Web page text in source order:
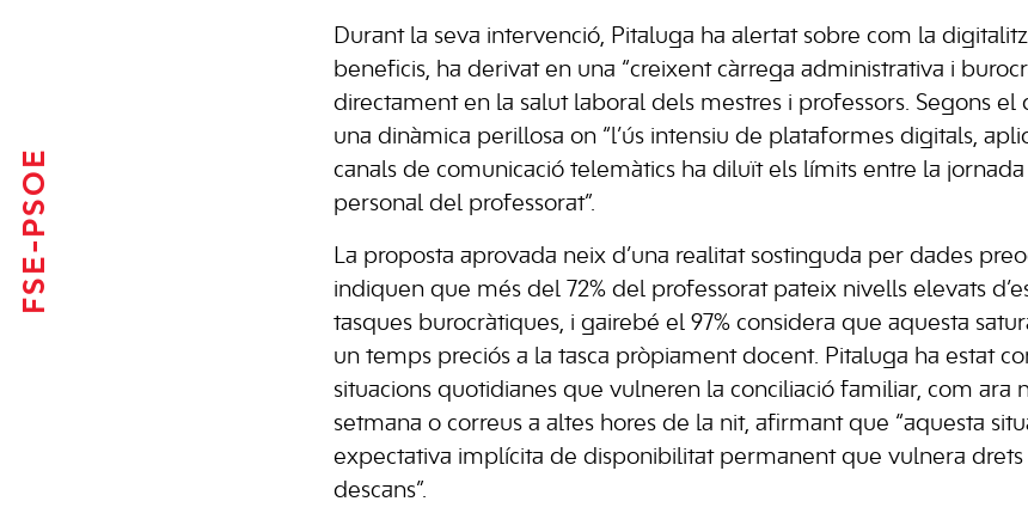
FSE-PSOE
Durant la seva intervenció, Pitaluga ha alertat sobre com la
beneficis, ha derivat en una “creixent càrrega administrativa i
directament en la salut laboral dels mestres i professors. Segons el
una dinàmica perillosa on “l’ús intensiu de plataformes digitals,
canals de comunicació telemàtics ha diluït els límits entre la
personal del professorat”.
La proposta aprovada neix d’una realitat sostinguda per dades
indiquen que més del 72% del professorat pateix nivells elevats
tasques burocràtiques, i gairebé el 97% considera que aquesta
un temps preciós a la tasca pròpiament docent. Pitaluga ha estat
situacions quotidianes que vulneren la conciliació familiar, com ara
setmana o correus a altes hores de la nit, afirmant que “aquesta
expectativa implícita de disponibilitat permanent que vulnera drets
descans”.